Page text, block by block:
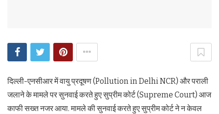
दिल्ली-एनसीआर में वायु प्रदूषण (Pollution in Delhi NCR) और पराली
जलाने के मामले पर सुनवाई करते हुए सुप्रीम कोर्ट (Supreme Court) आज
काफी सख्त नजर आया. मामले की सुनवाई करते हुए सुप्रीम कोर्ट ने न केवल